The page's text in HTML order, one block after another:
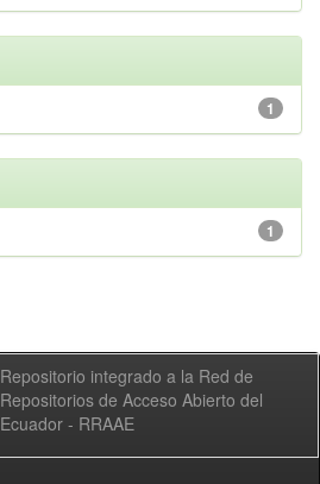
1
1
Repositorio integrado a la Red de
Repositorios de Acceso Abierto del
Ecuador - RRAAE